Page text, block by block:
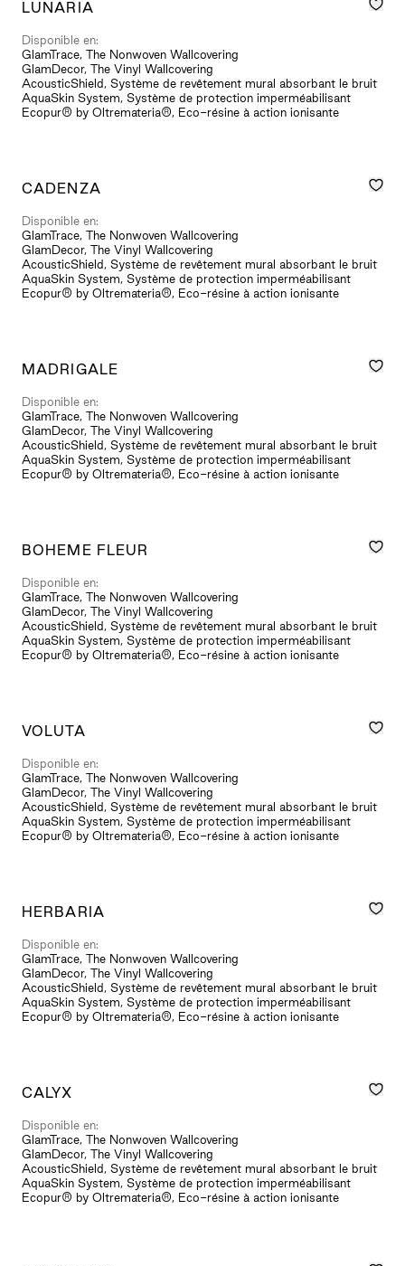
LUNARIA
Disponible en:
GlamTrace, The Nonwoven Wallcovering
GlamDecor, The Vinyl Wallcovering
AcousticShield, Système de revêtement mural absorbant le bruit
AquaSkin System, Système de protection imperméabilisant
Ecopur® by Oltremateria®, Eco-résine à action ionisante
CADENZA
Disponible en:
GlamTrace, The Nonwoven Wallcovering
GlamDecor, The Vinyl Wallcovering
AcousticShield, Système de revêtement mural absorbant le bruit
AquaSkin System, Système de protection imperméabilisant
Ecopur® by Oltremateria®, Eco-résine à action ionisante
MADRIGALE
Disponible en:
GlamTrace, The Nonwoven Wallcovering
GlamDecor, The Vinyl Wallcovering
AcousticShield, Système de revêtement mural absorbant le bruit
AquaSkin System, Système de protection imperméabilisant
Ecopur® by Oltremateria®, Eco-résine à action ionisante
BOHEME FLEUR
Disponible en:
GlamTrace, The Nonwoven Wallcovering
GlamDecor, The Vinyl Wallcovering
AcousticShield, Système de revêtement mural absorbant le bruit
AquaSkin System, Système de protection imperméabilisant
Ecopur® by Oltremateria®, Eco-résine à action ionisante
VOLUTA
Disponible en:
GlamTrace, The Nonwoven Wallcovering
GlamDecor, The Vinyl Wallcovering
AcousticShield, Système de revêtement mural absorbant le bruit
AquaSkin System, Système de protection imperméabilisant
Ecopur® by Oltremateria®, Eco-résine à action ionisante
HERBARIA
Disponible en:
GlamTrace, The Nonwoven Wallcovering
GlamDecor, The Vinyl Wallcovering
AcousticShield, Système de revêtement mural absorbant le bruit
AquaSkin System, Système de protection imperméabilisant
Ecopur® by Oltremateria®, Eco-résine à action ionisante
CALYX
Disponible en:
GlamTrace, The Nonwoven Wallcovering
GlamDecor, The Vinyl Wallcovering
AcousticShield, Système de revêtement mural absorbant le bruit
AquaSkin System, Système de protection imperméabilisant
Ecopur® by Oltremateria®, Eco-résine à action ionisante